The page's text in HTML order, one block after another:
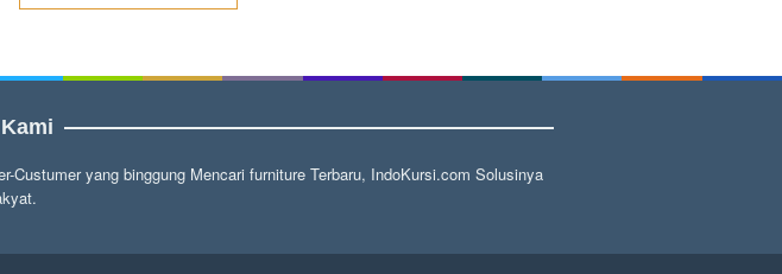
yang binggung Mencari furniture Terbaru, IndoKursi.com Solusinya